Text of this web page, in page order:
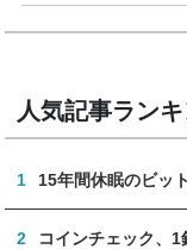
人気記事ラン
1 15年間休眠のビッ
2 コインチェック、